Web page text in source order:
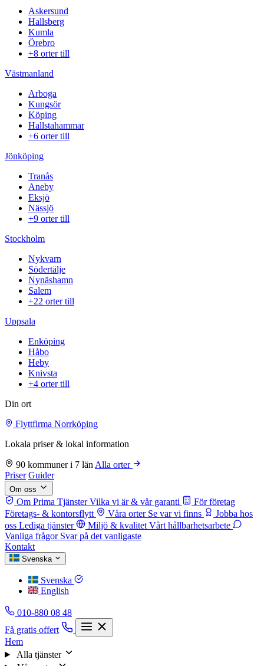
Askersund
Hallsberg
Kumla
Örebro
+8 orter till
Västmanland
Arboga
Kungsör
Köping
Hallstahammar
+6 orter till
Jönköping
Tranås
Aneby
Eksjö
Nässjö
+9 orter till
Stockholm
Nykvarn
Södertälje
Nynäshamn
Salem
+22 orter till
Uppsala
Enköping
Håbo
Heby
Knivsta
+4 orter till
Din ort
Flyttfirma Norrköping
Lokala priser & lokal information
90 kommuner i 7 län Alla orter
Priser Guider
Om oss
Om Prima Tjänster Vilka vi är & vår garanti
För företag
Företags- & kontorsflytt
Våra orter Se var vi finns
Jobba hos
oss Lediga tjänster Miljö & kvalitet Vårt hållbarhetsarbete
Vanliga frågor Svar på det vanligaste
Kontakt
Svenska
Svenska
English
010-880 08 48
Få gratis offert
Hem
Alla tjänster